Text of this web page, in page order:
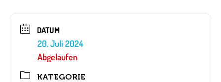
DATUM
20. Juli 2024
Abgelaufen
KATEGORIE